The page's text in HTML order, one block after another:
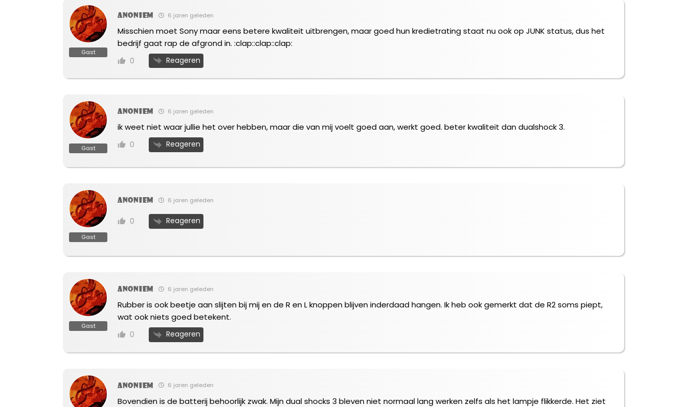
Gast
Anoniem 6 jaren geleden
Misschien moet Sony maar eens betere kwaliteit uitbrengen, maar goed hun kredietrating staat nu ook op JUNK status, dus het
bedrijf gaat rap de afgrond in. :clap::clap::clap:
0 Reageren
Gast
Anoniem 6 jaren geleden
ik weet niet waar jullie het over hebben, maar die van mij voelt goed aan, werkt goed. beter kwaliteit dan dualshock 3.
0 Reageren
Gast
Anoniem 6 jaren geleden
0 Reageren
Gast
Anoniem 6 jaren geleden
Rubber is ook beetje aan slijten bij mij en de R en L knoppen blijven inderdaad hangen. Ik heb ook gemerkt dat de R2 soms piept,
wat ook niets goed betekent.
0 Reageren
Anoniem 6 jaren geleden
Bovendien is de batterij behoorlijk zwak. Mijn dual shocks 3 bleven niet normaal lang werken zelfs als het lampje flikkerde. Het ziet